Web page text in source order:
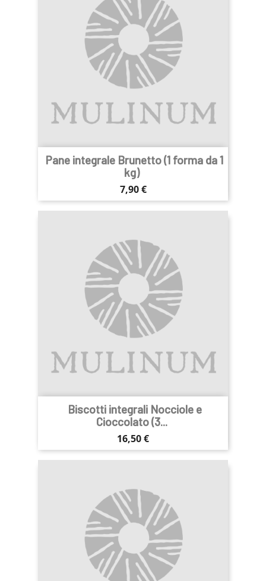
Pane integrale Brunetto (1 forma da 1
kg)
Prezzo
7,90 €
Biscotti integrali Nocciole e
Cioccolato (3...
Prezzo
16,50 €